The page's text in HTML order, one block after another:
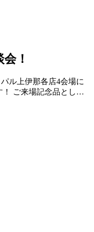
！
ル上伊那各店4会場に
！ ご来場記念品とし…